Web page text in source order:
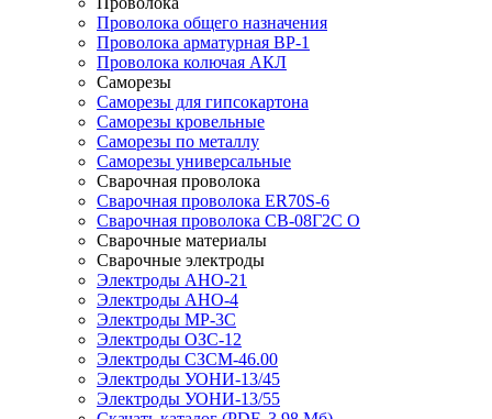
Проволока общего назначения
Проволока арматурная ВР-1
Проволока колючая АКЛ
Саморезы
Саморезы для гипсокартона
Саморезы кровельные
Саморезы по металлу
Саморезы универсальные
Сварочная проволока
Сварочная проволока ER70S-6
Сварочная проволока СВ-08Г2С О
Сварочные материалы
Сварочные электроды
Электроды АНО-21
Электроды АНО-4
Электроды МР-3С
Электроды ОЗС-12
Электроды СЗСМ-46.00
Электроды УОНИ-13/45
Электроды УОНИ-13/55